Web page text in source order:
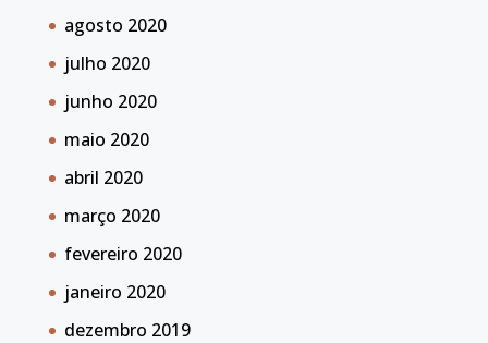
agosto 2020
julho 2020
junho 2020
maio 2020
abril 2020
março 2020
fevereiro 2020
janeiro 2020
dezembro 2019